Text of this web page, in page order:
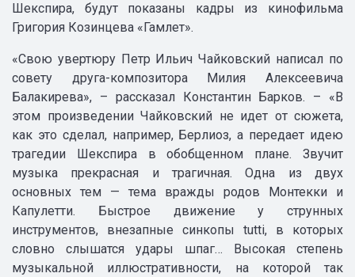
Шекспира, будут показаны кадры из кинофильма
Григория Козинцева «Гамлет».
«Свою увертюру Петр Ильич Чайковский написал по
совету друга-композитора Милия Алексеевича
Балакирева», – рассказал Константин Барков. – «В
этом произведении Чайковский не идет от сюжета,
как это сделал, например, Берлиоз, а передает идею
трагедии Шекспира в обобщенном плане. Звучит
музыка прекрасная и трагичная. Одна из двух
основных тем — тема вражды родов Монтекки и
Капулетти. Быстрое движение у струнных
инструментов, внезапные синкопы tutti, в которых
словно слышатся удары шпаг… Высокая степень
музыкальной иллюстративности, на которой так